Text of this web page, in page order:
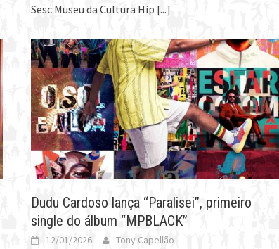
Sesc Museu da Cultura Hip [...]
Dudu Cardoso lança “Paralisei”, primeiro
single do álbum “MPBLACK”
12/01/2026 Tony Capellão